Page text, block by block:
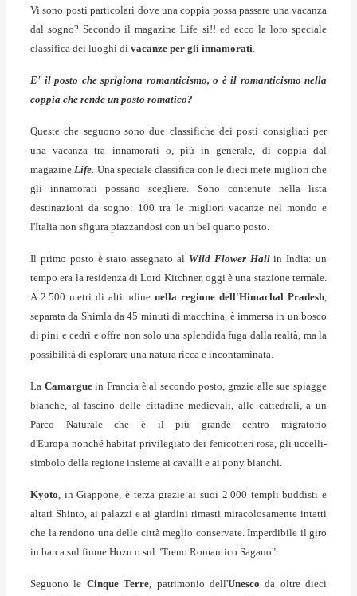
Vi sono posti particolari dove una coppia possa passare una vacanza
dal sogno? Secondo il magazine Life si!! ed ecco la loro speciale
classifica dei luoghi di vacanze per gli innamorati.
E' il posto che sprigiona romanticismo, o è il romanticismo nella
coppia che rende un posto romatico?
Queste che seguono sono due classifiche dei posti consigliati per
una vacanza tra innamorati o, più in generale, di coppia dal
magazineLife. Una speciale classifica con le dieci mete migliori che
gli innamorati possano scegliere. Sono contenute nella lista
destinazioni da sogno: 100 tra le migliori vacanze nel mondo e
l'Italia non sfigura piazzandosi con un bel quarto posto.
Il primo posto è stato assegnato al Wild Flower Hallin India: un
tempo era la residenza di Lord Kitchner, oggi è una stazione termale.
A 2.500 metri di altitudine nella regione dell'Himachal Pradesh,
separata da Shimla da 45 minuti di macchina, è immersa in un bosco
di pini e cedri e offre non solo una splendida fuga dalla realtà, ma la
possibilità di esplorare una natura ricca e incontaminata.
La Camarguein Francia è al secondo posto, grazie alle sue spiagge
bianche, al fascino delle cittadine medievali, alle cattedrali, a un
Parco Naturale che è il più grande centro migratorio
d'Europa nonché habitat privilegiato dei fenicotteri rosa, gli uccelli-
simbolo della regione insieme ai cavalli e ai pony bianchi.
Kyoto, in Giappone, è terza grazie ai suoi 2.000 templi buddisti e
altari Shinto, ai palazzi e ai giardini rimasti miracolosamente intatti
che la rendono una delle città meglio conservate. Imperdibile il giro
in barca sul fiume Hozu o sul "Treno Romantico Sagano".
Seguono le Cinque Terre, patrimonio dell'Unesco da oltre dieci